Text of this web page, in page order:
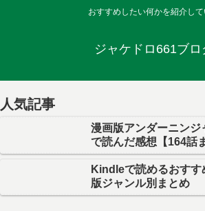
おすすめしたい何かを紹介して
ジャケドロ661ブロ
人気記事
漫画版アンダーニンジ
で読んだ感想【164話
Kindleで読めるおす
版ジャンル別まとめ